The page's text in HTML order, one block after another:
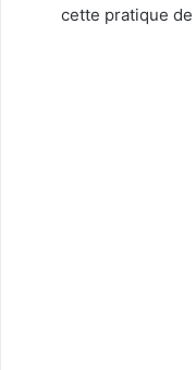
cette pratique